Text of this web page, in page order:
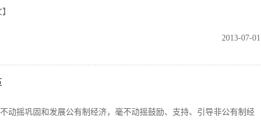
2013-07-01
摇巩固和发展公有制经济，毫不动摇鼓励、支持、引导非公有制经